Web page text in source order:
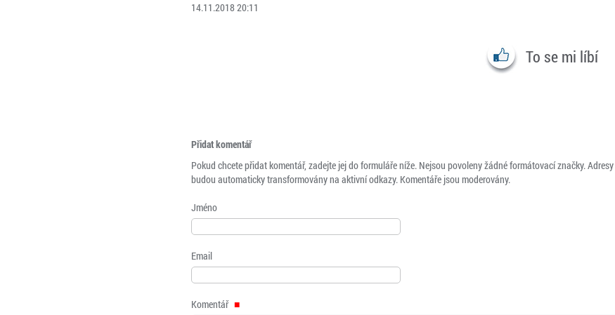
14.11.2018 20:11
To se mi líbí
Přidat komentář
Pokud chcete přidat komentář, zadejte jej do formuláře níže. Nejsou povoleny žádné formátovací značky.
budou automaticky transformovány na aktivní odkazy. Komentáře jsou moderovány.
Jméno
Email
Komentář